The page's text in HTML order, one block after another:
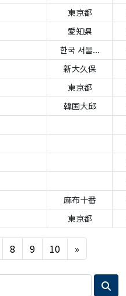
東京都
愛知県
한국 서울...
新大久保
東京都
韓国大邱
麻布十番
東京都
8 9 10 »